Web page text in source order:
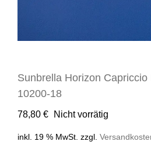
Sunbrella Horizon Capriccio
10200-18
78,80 € Nicht vorrätig
inkl. 19 % MwSt. zzgl.